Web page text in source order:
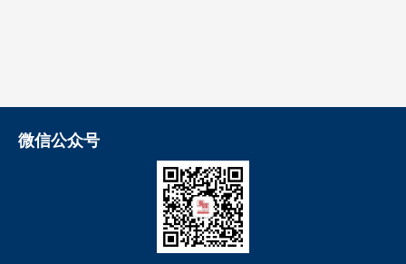
微信公众号